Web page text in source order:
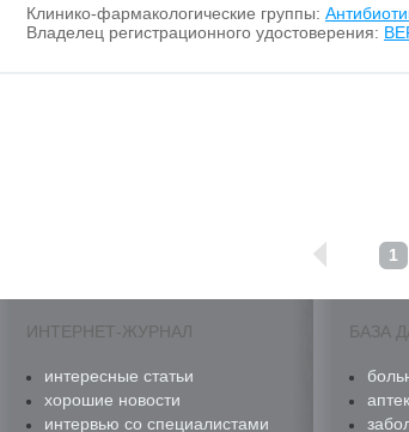
Клинико-фармакологические группы:
Владелец регистрационного удостоверения:
1
ИНТЕРНЕТ-ЖУРНАЛ
интересные статьи
хорошие новости
интервью со специалистами
БАЗА